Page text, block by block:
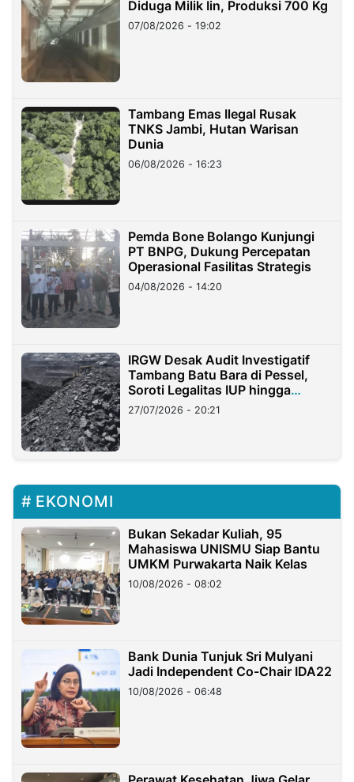
Diduga Milik Iin, Produksi 700 Kg
07/08/2026 - 19:02
Tambang Emas Ilegal Rusak
TNKS Jambi, Hutan Warisan
Dunia
06/08/2026 - 16:23
Pemda Bone Bolango Kunjungi
PT BNPG, Dukung Percepatan
Operasional Fasilitas Strategis
04/08/2026 - 14:20
IRGW Desak Audit Investigatif
Tambang Batu Bara di Pessel,
Soroti Legalitas IUP hingga
Stockpile
27/07/2026 - 20:21
EKONOMI
Bukan Sekadar Kuliah, 95
Mahasiswa UNISMU Siap Bantu
UMKM Purwakarta Naik Kelas
10/08/2026 - 08:02
Bank Dunia Tunjuk Sri Mulyani
Jadi Independent Co-Chair IDA22
10/08/2026 - 06:48